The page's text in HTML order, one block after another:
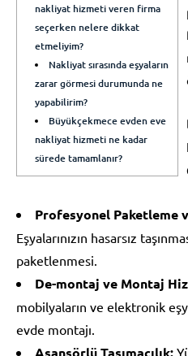
nakliyat hizmeti veren firma
seçerken nelere dikkat
etmeliyim?
Nakliyat sırasında eşyaların
zarar görmesi durumunda ne
yapabilirim?
Büyükçekmece evden eve
nakliyat hizmeti ne kadar
sürede tamamlanır?
Profesyonel Paketleme
Eşyalarınızın hasarsız
paketlenmesi.
De-montaj ve Montaj
mobilyaların ve elektronik
evde montajı.
Asansörlü Taşımacılık: